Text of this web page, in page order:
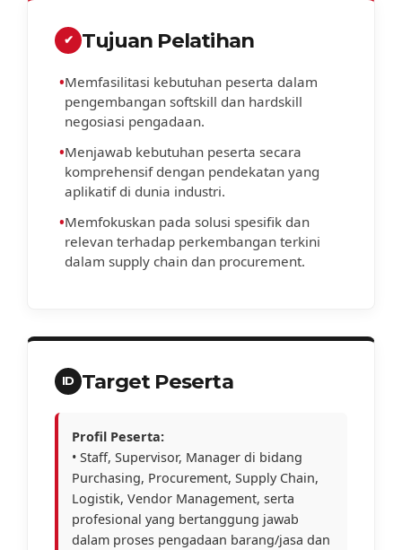
✔ Tujuan Pelatihan
•Memfasilitasi kebutuhan peserta dalam
pengembangan softskill dan hardskill
negosiasi pengadaan.
•Menjawab kebutuhan peserta secara
komprehensif dengan pendekatan yang
aplikatif di dunia industri.
•Memfokuskan pada solusi spesifik dan
relevan terhadap perkembangan terkini
dalam supply chain dan procurement.
ID Target Peserta
Profil Peserta:
• Staff, Supervisor, Manager di bidang
Purchasing, Procurement, Supply Chain,
Logistik, Vendor Management, serta
profesional yang bertanggung jawab
dalam proses pengadaan barang/jasa dan